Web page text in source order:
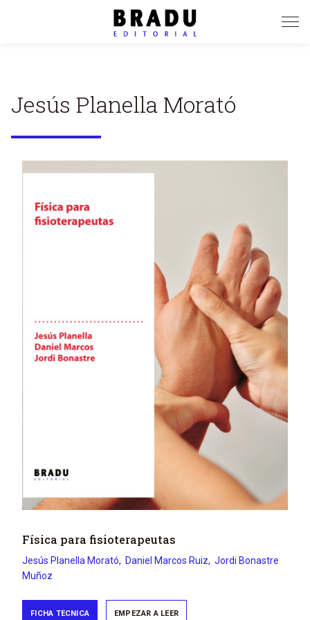
Jesús Planella Morató
Física para fisioterapeutas
Jesús Planella Morató Daniel Marcos Ruiz Jordi Bonastre
Muñoz
FICHA TECNICA EMPEZAR A LEER